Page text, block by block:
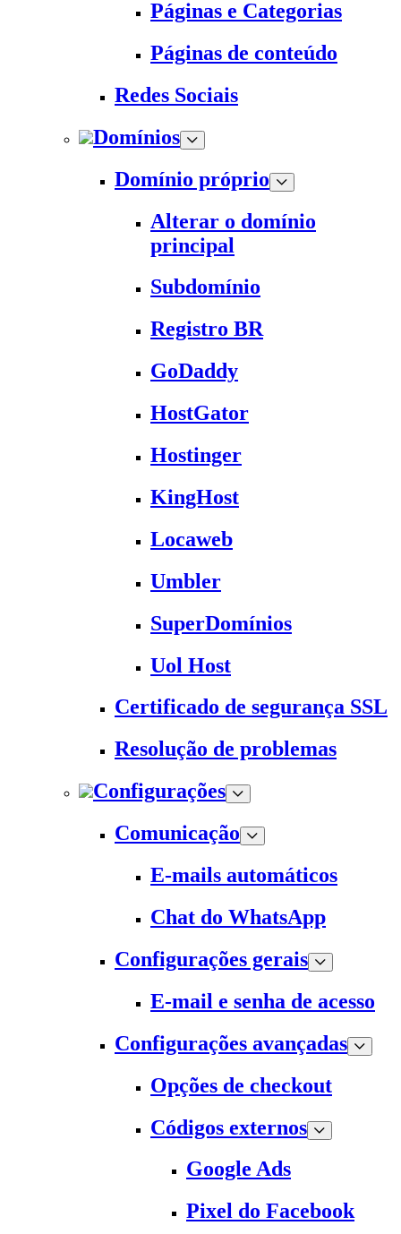
Páginas e Categorias
Páginas de conteúdo
Redes Sociais
Domínios
Domínio próprio
Alterar o domínio
principal
Subdomínio
Registro BR
GoDaddy
HostGator
Hostinger
KingHost
Locaweb
Umbler
SuperDomínios
Uol Host
Certificado de segurança SSL
Resolução de problemas
Configurações
Comunicação
E-mails automáticos
Chat do WhatsApp
Configurações gerais
E-mail e senha de acesso
Configurações avançadas
Opções de checkout
Códigos externos
Google Ads
Pixel do Facebook